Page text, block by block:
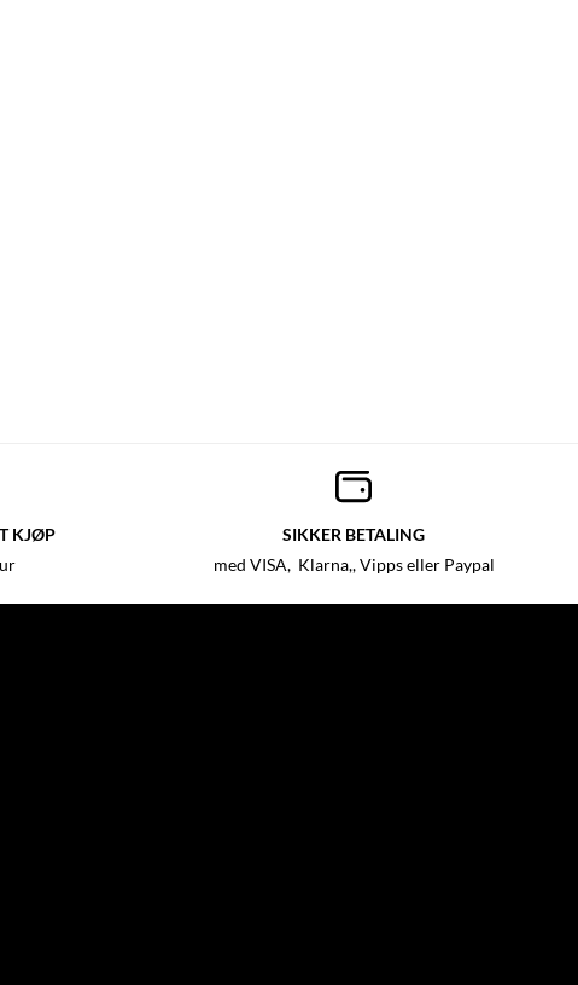
KJØP SIKKER BETALING
med VISA, Klarna,, Vipps eller Paypal